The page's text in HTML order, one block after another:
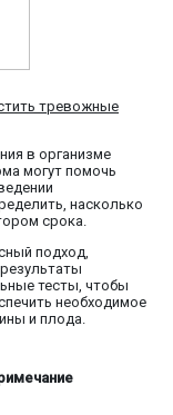
тревожные
в организме
могут помочь
насколько
срока.
подход,
тесты, чтобы
необходимое
и плода.